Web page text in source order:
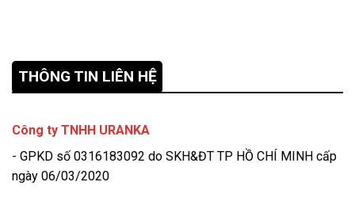
THÔNG TIN LIÊN HỆ
Công ty TNHH URANKA
- GPKD số 0316183092 do SKH&ĐT TP HỒ CHÍ MINH cấp
ngày 06/03/2020